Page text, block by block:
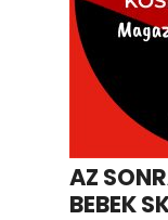
AZ
BEBEK